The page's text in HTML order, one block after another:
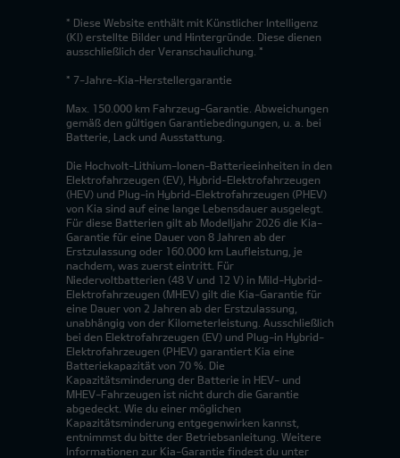
* Diese Website enthält mit Künstlicher Intelligenz
(KI) erstellte Bilder und Hintergründe. Diese dienen
ausschließlich der Veranschaulichung. *
* 7-Jahre-Kia-Herstellergarantie
Max. 150.000 km Fahrzeug-Garantie. Abweichungen
gemäß den gültigen Garantiebedingungen, u. a. bei
Batterie, Lack und Ausstattung.
Die Hochvolt-Lithium-Ionen-Batterieeinheiten in den
Elektrofahrzeugen (EV), Hybrid-Elektrofahrzeugen
(HEV) und Plug-in Hybrid-Elektrofahrzeugen (PHEV)
von Kia sind auf eine lange Lebensdauer ausgelegt.
Für diese Batterien gilt ab Modelljahr 2026 die Kia-
Garantie für eine Dauer von 8 Jahren ab der
Erstzulassung oder 160.000 km Laufleistung, je
nachdem, was zuerst eintritt. Für
Niedervoltbatterien (48 V und 12 V) in Mild-Hybrid-
Elektrofahrzeugen (MHEV) gilt die Kia-Garantie für
eine Dauer von 2 Jahren ab der Erstzulassung,
unabhängig von der Kilometerleistung. Ausschließlich
bei den Elektrofahrzeugen (EV) und Plug-in Hybrid-
Elektrofahrzeugen (PHEV) garantiert Kia eine
Batteriekapazität von 70 %. Die
Kapazitätsminderung der Batterie in HEV- und
MHEV-Fahrzeugen ist nicht durch die Garantie
abgedeckt. Wie du einer möglichen
Kapazitätsminderung entgegenwirken kannst,
entnimmst du bitte der Betriebsanleitung. Weitere
Informationen zur Kia-Garantie findest du unter